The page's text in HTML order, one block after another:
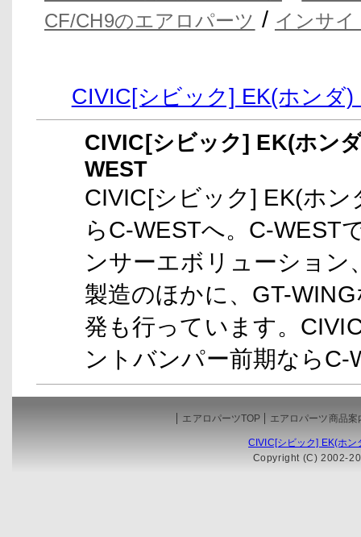
CF/CH9のエアロパーツ / インサ
CIVIC[シビック] EK(ホンダ
CIVIC[シビック] EK(ホン
WEST
CIVIC[シビック] EK(ホ
らC-WESTへ。C-WEST
ンサーエボリューショ
製造のほかに、GT-
発も行っています。
ントバンパー前期なら
エアロパーツTOP エアロパーツ商品案
CIVIC[シビック] EK(ホ
Copyright (C) 2002-